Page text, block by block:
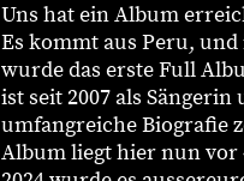
Uns hat ein Album
Es kommt aus Peru,
wurde das erste Full
ist seit 2007 als
umfangreiche Biografie
Album liegt hier nun vor